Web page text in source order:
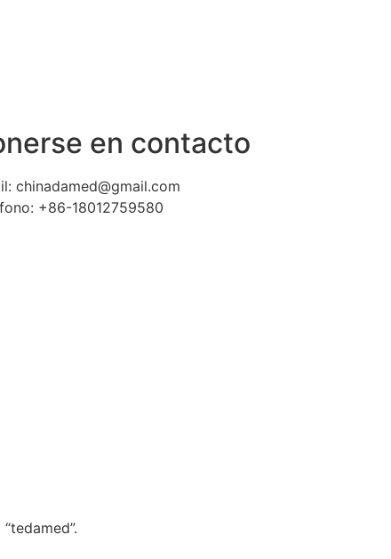
en contacto
chinadamed@gmail.com
+86-18012759580